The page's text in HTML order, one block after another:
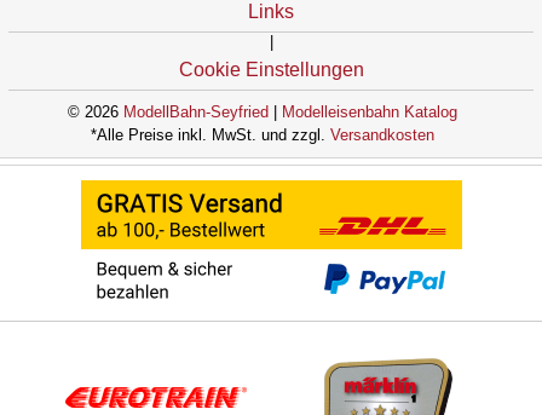
Links
Cookie Einstellungen
© 2026 ModellBahn-Seyfried
Modelleisenbahn Katalog
*Alle Preise inkl. MwSt. und zzgl. Versandkosten